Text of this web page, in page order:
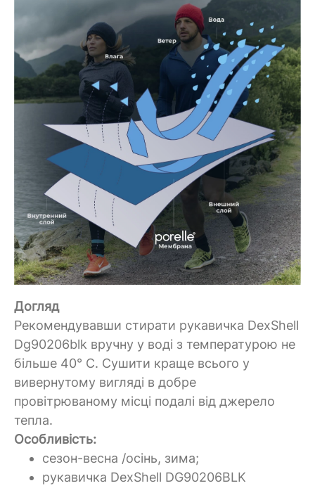
Догляд
Рекомендувавши стирати рукавичка DexShell
Dg90206blk вручну у воді з температурою не
більше 40° C. Сушити краще всього у
вивернутому вигляді в добре
провітрюваному місці подалі від джерело
тепла.
Особливість:
сезон-весна /осінь, зима;
рукавичка DexShell DG90206BLK